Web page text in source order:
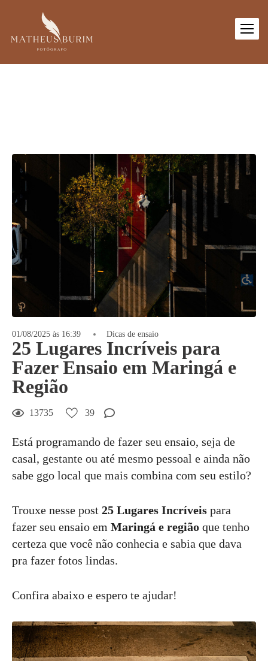
01/08/2025 às 16:39 Dicas de ensaio
25 Lugares Incríveis para
Fazer Ensaio em Maringá e
Região
13735 39
Está programando de fazer seu ensaio, seja de
casal, gestante ou até mesmo pessoal e ainda não
sabe ggo local que mais combina com seu estilo?
Trouxe nesse post 25 Lugares Incríveis para
fazer seu ensaio em Maringá e região que tenho
certeza que você não conhecia e sabia que dava
pra fazer fotos lindas.
Confira abaixo e espero te ajudar!